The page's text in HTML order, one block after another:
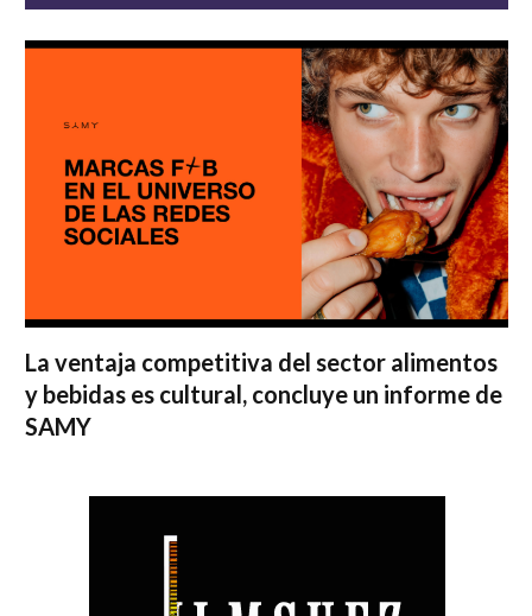
La ventaja competitiva del sector alimentos
y bebidas es cultural, concluye un informe de
SAMY